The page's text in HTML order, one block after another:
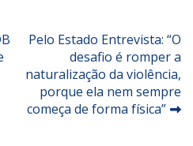
Pelo Estado Entrevista: “O
desafio é romper a
naturalização da violência,
porque ela nem sempre
começa de forma física”